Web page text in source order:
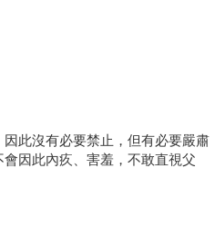
此沒有必要禁止，但有必要嚴肅
因此內疚、害羞，不敢直視父